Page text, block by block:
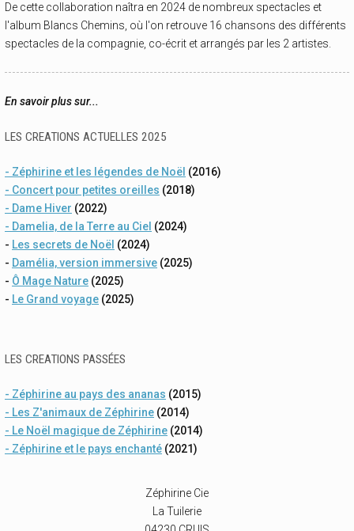
De cette collaboration naîtra en 2024 de nombreux spectacles et
l'album Blancs Chemins, où l'on retrouve 16 chansons des différents
spectacles de la compagnie, co-écrit et arrangés par les 2 artistes.
En savoir plus sur...
LES CREATIONS ACTUELLES 2025
- Zéphirine et les légendes de Noël (2016)
- Concert pour petites oreilles (2018)
- Dame Hiver (2022)
- Damelia, de la Terre au Ciel (2024)
- Les secrets de Noël (2024)
- Damélia, version immersive (2025)
- Ô Mage Nature (2025)
- Le Grand voyage (2025)
LES CREATIONS PASSÉES
- Zéphirine au pays des ananas (2015)
- Les Z'animaux de Zéphirine (2014)
- Le Noël magique de Zéphirine (2014)
- Zéphirine et le pays enchanté (2021)
Zéphirine Cie
La Tuilerie